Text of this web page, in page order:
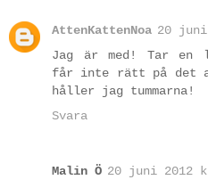
AttenKattenNoa 20
Jag är med! Tar
får inte rätt på det
håller jag tummarna!
Svara
Malin Ö 20 juni 2012